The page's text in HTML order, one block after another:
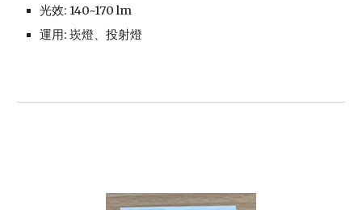
光效: 140~170 lm
運用: 崁燈、投射燈